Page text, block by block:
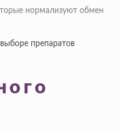
нормализуют обмен
препаратов